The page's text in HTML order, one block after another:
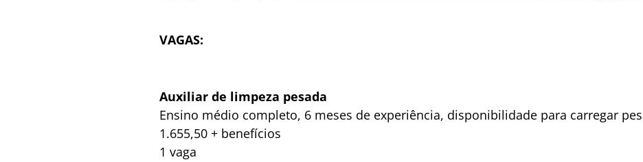
VAGAS:
Auxiliar de limpeza pesada
Ensino médio completo, 6 meses de experiência, disponibilidade para carregar
1.655,50 + benefícios
1 vaga